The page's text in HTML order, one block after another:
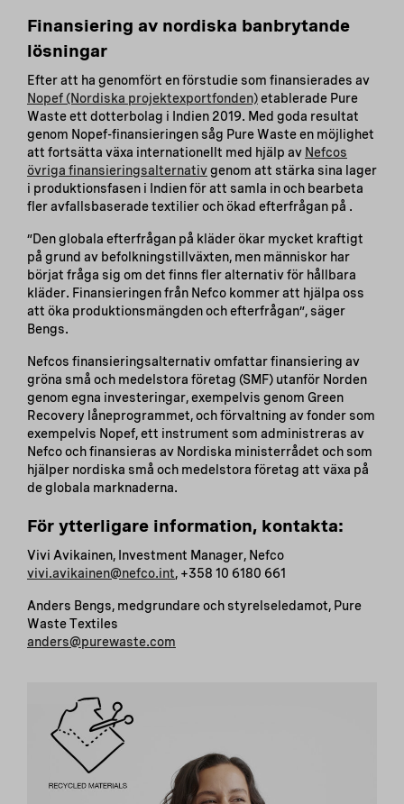
Finansiering av nordiska banbrytande
lösningar
Efter att ha genomfört en förstudie som finansierades av
Nopef (Nordiska projektexportfonden)etablerade Pure
Waste ett dotterbolag i Indien 2019. Med goda resultat
genom Nopef-finansieringen såg Pure Waste en möjlighet
att fortsätta växa internationellt med hjälp av Nefcos
övriga finansieringsalternativgenom att stärka sina lager
i produktionsfasen i Indien för att samla in och bearbeta
fler avfallsbaserade textilier och ökad efterfrågan på .
”Den globala efterfrågan på kläder ökar mycket kraftigt
på grund av befolkningstillväxten, men människor har
börjat fråga sig om det finns fler alternativ för hållbara
kläder. Finansieringen från Nefco kommer att hjälpa oss
att öka produktionsmängden och efterfrågan”, säger
Bengs.
Nefcos finansieringsalternativ omfattar finansiering av
gröna små och medelstora företag (SMF) utanför Norden
genom egna investeringar, exempelvis genom Green
Recovery låneprogrammet, och förvaltning av fonder som
exempelvis Nopef, ett instrument som administreras av
Nefco och finansieras av Nordiska ministerrådet och som
hjälper nordiska små och medelstora företag att växa på
de globala marknaderna.
För ytterligare information, kontakta:
Vivi Avikainen, Investment Manager, Nefco
vivi.avikainen@nefco.int, +358 10 6180 661
Anders Bengs, medgrundare och styrelseledamot, Pure
Waste Textiles
anders@purewaste.com